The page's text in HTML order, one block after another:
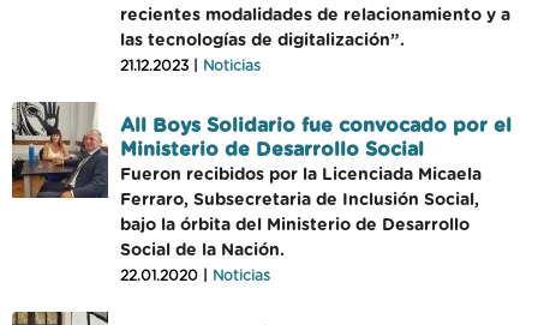
recientes modalidades de relacionamiento y a
las tecnologías de digitalización”.
21.12.2023 | Noticias
All Boys Solidario fue convocado por el
Ministerio de Desarrollo Social
Fueron recibidos por la Licenciada Micaela
Ferraro, Subsecretaria de Inclusión Social,
bajo la órbita del Ministerio de Desarrollo
Social de la Nación.
22.01.2020 | Noticias